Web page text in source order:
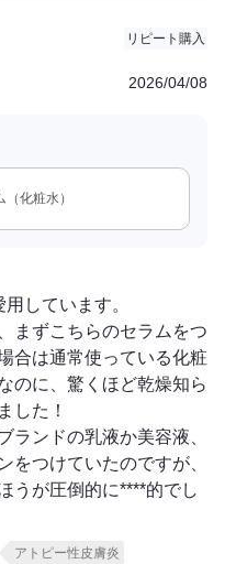
リピート購入
2026/04/08
化粧水）
しています。
まずこちらのセラムをつ
合は通常使っている化粧
のに、驚くほど乾燥知ら
した！
ランドの乳液か美容液、
をつけていたのですが、
うが圧倒的に****的でし
アトピー性皮膚炎